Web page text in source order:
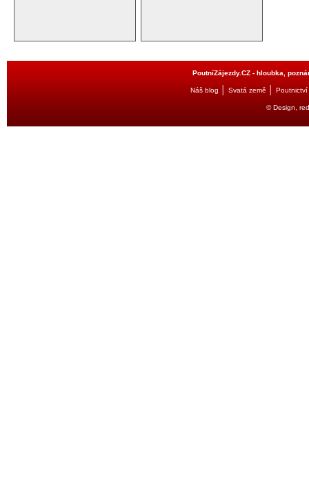
PoutníZájezdy.CZ - hloubka,
Náš blog Svatá země Poutnictví
© Design,